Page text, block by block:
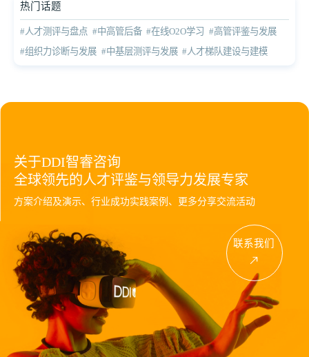
热门话题
#人才测评与盘点 #中高管后备 #在线O2O学习 #高管评鉴与发展
#组织力诊断与发展 #中基层测评与发展 #人才梯队建设与建模
关于DDI智睿咨询
全球领先的人才评鉴与领导力发展专家
方案介绍及演示、行业成功实践案例、更多分享交流活动
联系我们